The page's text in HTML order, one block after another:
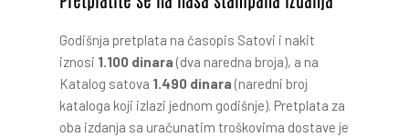
Godišnja pretplata na časopis Satovi i nakit
iznosi 1.100 dinara (dva naredna broja), a na
Katalog satova 1.490 dinara (naredni broj
kataloga koji izlazi jednom godišnje). Pretplata za
oba izdanja sa uračunatim troškovima dostave je